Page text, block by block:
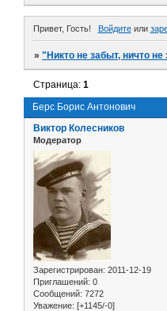
Привет, Гость! Войдитеили
»"Никто не забыт, ничто
Берс Борис Антонович
Страница:1
Виктор Колесников
Модератор
Зарегистрирован: 2011-12-19
Приглашений: 0
Сообщений: 7272
Уважение: [+1145/-0]